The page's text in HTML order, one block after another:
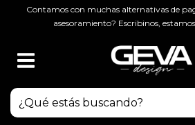
Contamos con muchas alternativas de
asesoramiento? Escribinos,